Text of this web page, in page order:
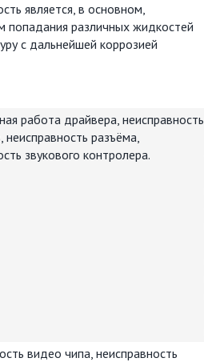
является, в основном,
попадания различных жидкостей
с дальнейшей коррозией
работа драйвера, неисправность
неисправность разъёма,
звукового контролера.
видео чипа, неисправность